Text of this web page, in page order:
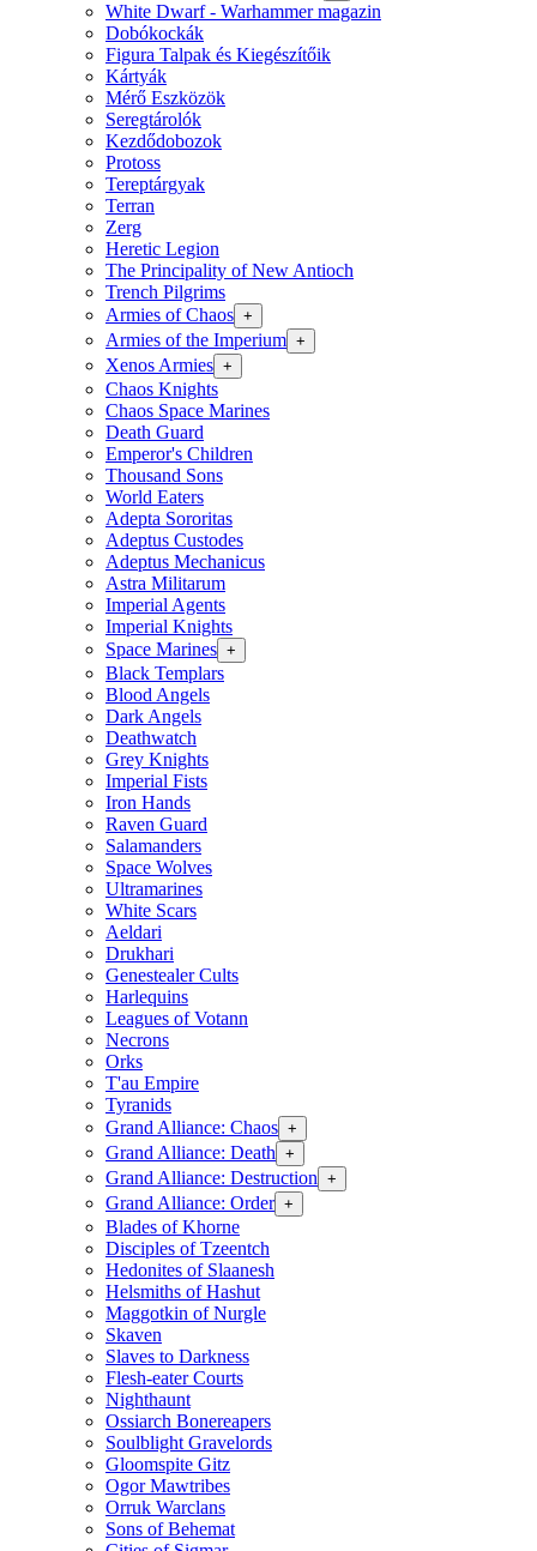
White Dwarf - Warhammer magazin
Dobókockák
Figura Talpak és Kiegészítőik
Kártyák
Mérő Eszközök
Seregtárolók
Kezdődobozok
Protoss
Tereptárgyak
Terran
Zerg
Heretic Legion
The Principality of New Antioch
Trench Pilgrims
Armies of Chaos +
Armies of the Imperium +
Xenos Armies +
Chaos Knights
Chaos Space Marines
Death Guard
Emperor's Children
Thousand Sons
World Eaters
Adepta Sororitas
Adeptus Custodes
Adeptus Mechanicus
Astra Militarum
Imperial Agents
Imperial Knights
Space Marines +
Black Templars
Blood Angels
Dark Angels
Deathwatch
Grey Knights
Imperial Fists
Iron Hands
Raven Guard
Salamanders
Space Wolves
Ultramarines
White Scars
Aeldari
Drukhari
Genestealer Cults
Harlequins
Leagues of Votann
Necrons
Orks
T'au Empire
Tyranids
Grand Alliance: Chaos +
Grand Alliance: Death +
Grand Alliance: Destruction +
Grand Alliance: Order +
Blades of Khorne
Disciples of Tzeentch
Hedonites of Slaanesh
Helsmiths of Hashut
Maggotkin of Nurgle
Skaven
Slaves to Darkness
Flesh-eater Courts
Nighthaunt
Ossiarch Bonereapers
Soulblight Gravelords
Gloomspite Gitz
Ogor Mawtribes
Orruk Warclans
Sons of Behemat